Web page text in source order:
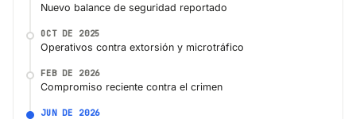
Nuevo balance de seguridad reportado
OCT DE 2025
Operativos contra extorsión y microtráfico
FEB DE 2026
Compromiso reciente contra el crimen
JUN DE 2026